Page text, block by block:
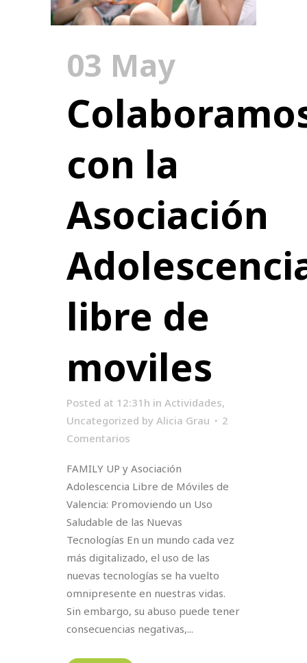
03 May
con la
Asociación
libre de
moviles
Posted at 12:31h in Actividades,
Uncategorized by Alicia Grau
2
Comentarios
FAMILY UP y Asociación
Adolescencia Libre de Móviles de
Valencia: Promoviendo un Uso
Saludable de las Nuevas
Tecnologías En un mundo cada vez
más digitalizado, el uso de las
nuevas tecnologías se ha vuelto
omnipresente en nuestras vidas.
Sin embargo, su abuso puede tener
consecuencias negativas,...